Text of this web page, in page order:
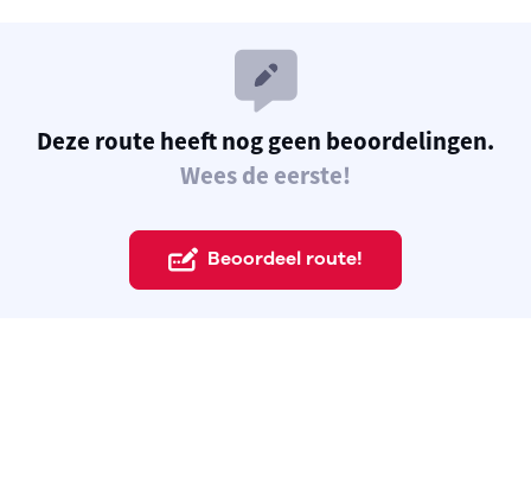
Deze route heeft nog geen beoordelingen.
Wees de eerste!
Beoordeel route!